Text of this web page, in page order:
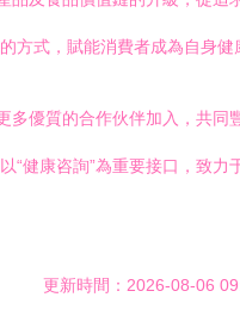
式，賦能消費者成為自身健
多優質的合作伙伴加入，共
健康咨詢”為重要接口，致
更新時間：2026-08-06